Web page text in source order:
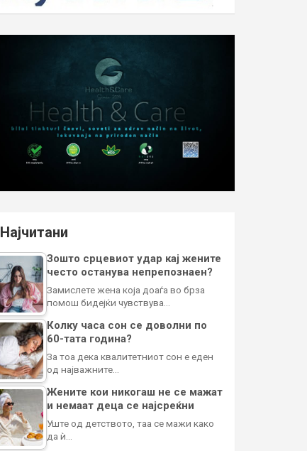
Најчитани
Зошто срцевиот удар кај жените
често останува непрепознаен?
Замислете жена која доаѓа во брза
помош бидејќи чувствува…
Колку часа сон се доволни по
60-тата година?
За тоа дека квалитетниот сон е еден
од најважните…
Жените кои никогаш не се мажат
и немаат деца се најсреќни
Уште од детството, таа се мажи како
да ѝ…